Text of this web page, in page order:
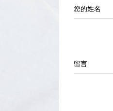
您的姓名
留言